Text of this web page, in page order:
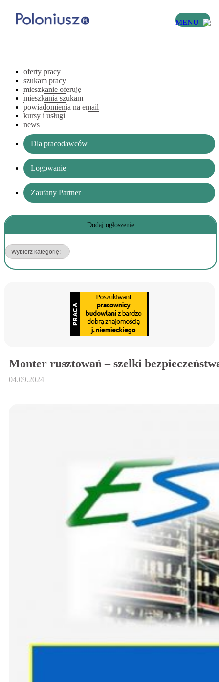
MENU
oferty pracy
szukam pracy
mieszkanie oferuję
mieszkania szukam
powiadomienia na email
kursy i usługi
news
Dla pracodawców
Logowanie
Zaufany Partner
Dodaj ogłoszenie
Monter rusztowań – szelki
04.09.2024